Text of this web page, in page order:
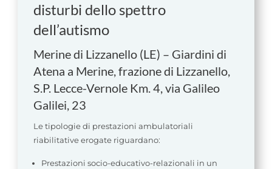
disturbi dello spettro
dell’autismo
Merine di Lizzanello (LE) – Giardini di
Atena a Merine, frazione di Lizzanello,
S.P. Lecce-Vernole Km. 4, via Galileo
Galilei, 23
Le tipologie di prestazioni ambulatoriali
riabilitative erogate riguardano:
Prestazioni socio-educativo-relazionali in un